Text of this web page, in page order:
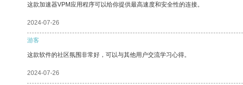
这款加速器VPM应用程序可以给你提供最高速度和安全性的连接。
2024-07-26
游客
这款软件的社区氛围非常好，可以与其他用户交流学习心得。
2024-07-26